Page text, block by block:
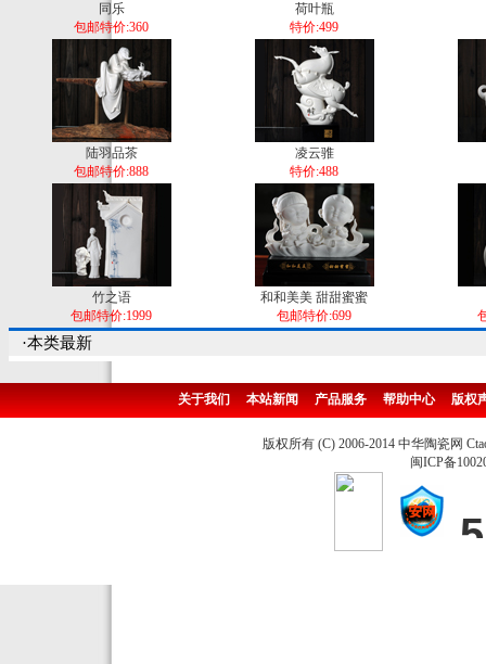
同乐
包邮特价:360
荷叶瓶
特价:499
陆羽品茶
包邮特价:888
凌云骓
特价:488
竹之语
包邮特价:1999
和和美美 甜甜蜜蜜
包邮特价:699
·本类最新
关于我们 本站新闻 产品服务 帮助中心 版权
版权所有 (C) 2006-2014 中华陶瓷网
闽ICP备